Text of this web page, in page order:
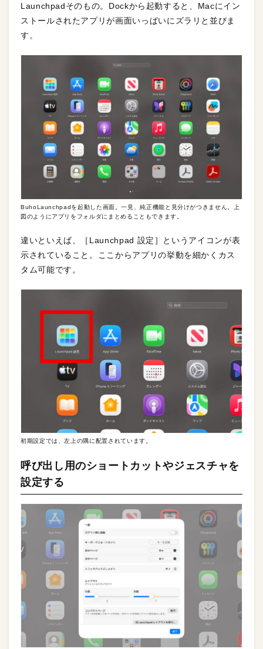
Launchpadそのもの。Dockから起動すると、Macにイン
ストールされたアプリが画面いっぱいにズラリと並びま
す。
BuhoLaunchpadを起動した画面。一見、純正機能と見分けがつきません。上
図のようにアプリをフォルダにまとめることもできます。
違いといえば、［Launchpad 設定］というアイコンが表
示されていること。ここからアプリの挙動を細かくカス
タム可能です。
初期設定では、左上の隅に配置されています。
呼び出し用のショートカットやジェスチャを
設定する